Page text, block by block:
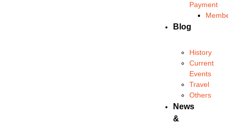
Payment
Blog
History
Current
Events
Travel
Others
News
&